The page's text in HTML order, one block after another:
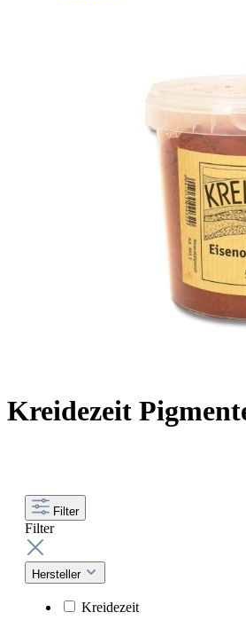
Kreidezeit
Filter
Filter
Hersteller
Kreidezeit